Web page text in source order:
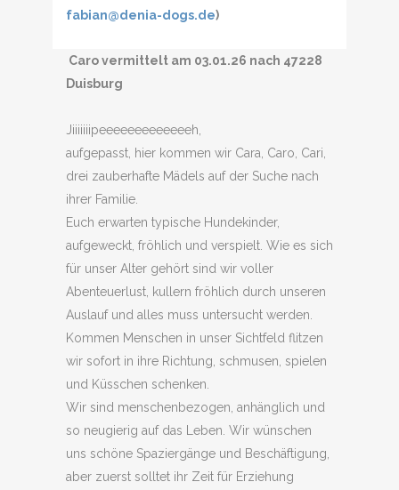
fabian@denia-dogs.de)
Caro vermittelt am 03.01.26 nach 47228
Duisburg
Jiiiiiiipeeeeeeeeeeeeeh,
aufgepasst, hier kommen wir Cara, Caro, Cari,
drei zauberhafte Mädels auf der Suche nach
ihrer Familie.
Euch erwarten typische Hundekinder,
aufgeweckt, fröhlich und verspielt. Wie es sich
für unser Alter gehört sind wir voller
Abenteuerlust, kullern fröhlich durch unseren
Auslauf und alles muss untersucht werden.
Kommen Menschen in unser Sichtfeld flitzen
wir sofort in ihre Richtung, schmusen, spielen
und Küsschen schenken.
Wir sind menschenbezogen, anhänglich und
so neugierig auf das Leben. Wir wünschen
uns schöne Spaziergänge und Beschäftigung,
aber zuerst solltet ihr Zeit für Erziehung